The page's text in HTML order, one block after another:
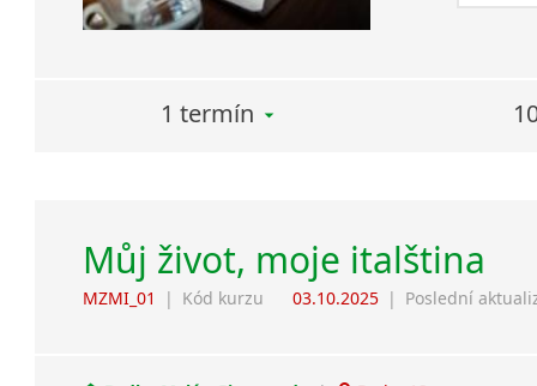
1 termín
Můj život, moje italština
MZMI_01 | Kód kurzu 03.10.2025 | Poslední